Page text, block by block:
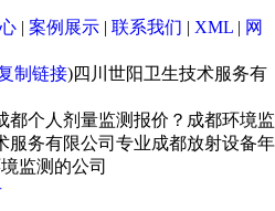
| 案例展示 | 联系我们 | XML | 网
制链接)四川世阳卫生技术服务有
都个人剂量监测报价？成都环境监
服务有限公司专业成都放射设备年
监测的公司